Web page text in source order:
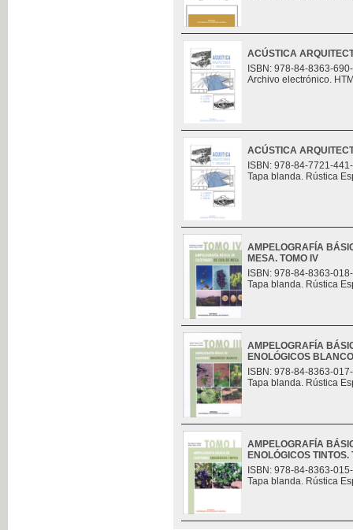
ACÚSTICA
ISBN: 978-84-8363-
Archivo electrónico.
ACÚSTICA
ISBN: 978-84-7721-
Tapa blanda. Rústica
AMPELOGRAFÍA
MESA. TOMO IV
ISBN: 978-84-8363-
Tapa blanda. Rústica
AMPELOGRAFÍA
ENOLÓGICOS
ISBN: 978-84-8363-
Tapa blanda. Rústica
AMPELOGRAFÍA
ENOLÓGICOS TINTOS.
ISBN: 978-84-8363-
Tapa blanda. Rústica